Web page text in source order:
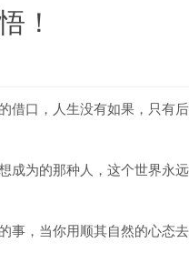
！
借口，人生没有如果，只有
成为的那种人，这个世界永
事，当你用顺其自然的心态